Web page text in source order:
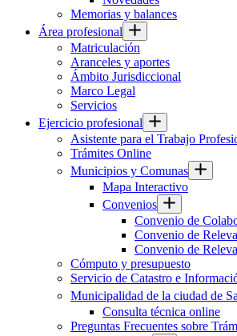
Memorias y balances
Área profesional
Matriculación
Aranceles y aportes
Ámbito Jurisdiccional
Marco Legal
Servicios
Ejercicio profesional
Asistente para el Trabajo
Trámites Online
Municipios y Comunas
Mapa Interactivo
Convenios
Convenio de
Convenio de
Convenio de
Cómputo y presupuesto
Servicio de Catastro e
Municipalidad de la ciudad de
Consulta técnica online
Preguntas Frecuentes sobre